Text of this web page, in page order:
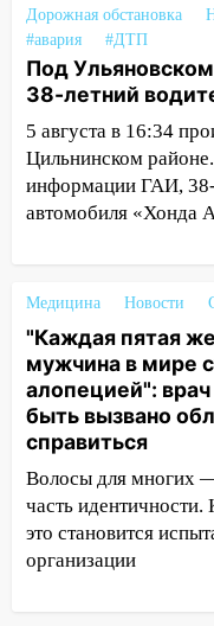
полностью
сарай
11:38 В
ЕГЭ с 2027 года
11:25 В
нарушителей
площадках
золота в
11:16 В
доску
10:40 В
нашли
садах 79-
10:26 На
временно
В
Дорожная обстановка
#авария
#ДТП
Под
38-летний
5 августа в 16:34
Цильнинском
информации ГАИ,
автомобиля «Хонда
Медицина Новости
"Каждая пятая
мужчина в мире
алопецией":
быть вызвано
справиться
Волосы для многих
часть
это становится
организации